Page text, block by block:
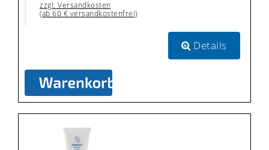
zzgl. Versandkosten
(ab 60 € versandkostenfrei)
Details